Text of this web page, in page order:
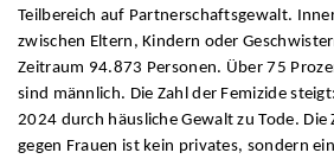
Teilbereich auf Partnerschaftsgewalt.
zwischen Eltern, Kindern oder
Zeitraum 94.873 Personen. Über 75
sind männlich. Die Zahl der Femizide
2024 durch häusliche Gewalt zu Tode. Die
gegen Frauen ist kein privates, sondern